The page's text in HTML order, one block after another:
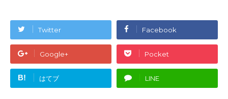
Twitter Facebook
Google+ Pocket
B! はてブ LINE